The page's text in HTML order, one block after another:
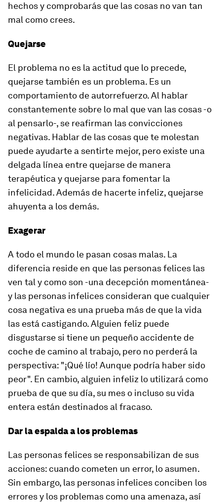
hechos y comprobarás que las cosas no van tan
mal como crees.
Quejarse
El problema no es la actitud que lo precede,
quejarse también es un problema. Es un
comportamiento de autorrefuerzo. Al hablar
constantemente sobre lo mal que van las cosas -o
al pensarlo-, se reafirman las convicciones
negativas. Hablar de las cosas que te molestan
puede ayudarte a sentirte mejor, pero existe una
delgada línea entre quejarse de manera
terapéutica y quejarse para fomentar la
infelicidad. Además de hacerte infeliz, quejarse
ahuyenta a los demás.
Exagerar
A todo el mundo le pasan cosas malas. La
diferencia reside en que las personas felices las
ven tal y como son -una decepción momentánea-
y las personas infelices consideran que cualquier
cosa negativa es una prueba más de que la vida
las está castigando. Alguien feliz puede
disgustarse si tiene un pequeño accidente de
coche de camino al trabajo, pero no perderá la
perspectiva: "¡Qué lío! Aunque podría haber sido
peor". En cambio, alguien infeliz lo utilizará como
prueba de que su día, su mes o incluso su vida
entera están destinados al fracaso.
Dar la espalda a los problemas
Las personas felices se responsabilizan de sus
acciones: cuando cometen un error, lo asumen.
Sin embargo, las personas infelices conciben los
errores y los problemas como una amenaza, así